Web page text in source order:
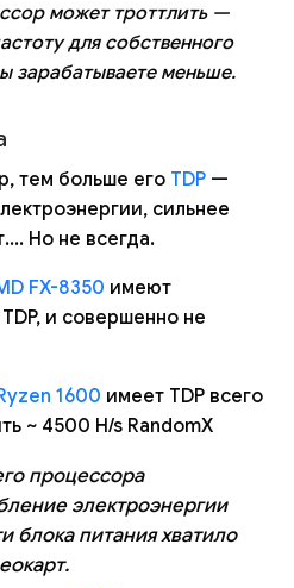
может троттлить —
для собственного
зарабатываете меньше.
тем больше его TDP —
сильнее
Но не всегда.
FX-8350 имеют
и совершенно не
1600 имеет TDP всего
~ 4500 H/s RandomX
процессора
электроэнергии
блока питания хватило